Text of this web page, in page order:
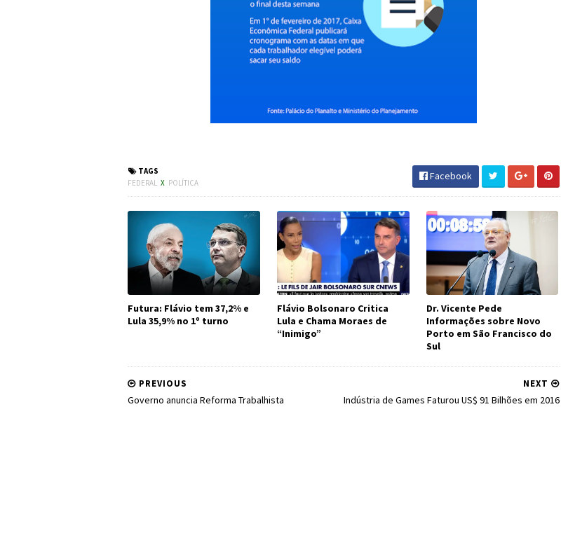
TAGS
FEDERAL X POLÍTICA
Facebook
Futura: Flávio tem 37,2% e
Lula 35,9% no 1º turno
Flávio Bolsonaro Critica
Lula e Chama Moraes de
“Inimigo”
Dr. Vicente Pede
Informações sobre Novo
Porto em São Francisco do
Sul
NEXT
Indústria de Games Faturou US$ 91 Bilhões em 2016
PREVIOUS
Governo anuncia Reforma Trabalhista